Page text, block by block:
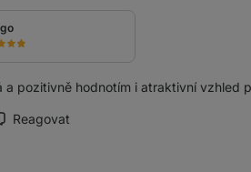
a pozitivně hodnotím i atraktivní vzhled
jako přínosnou
Reagovat